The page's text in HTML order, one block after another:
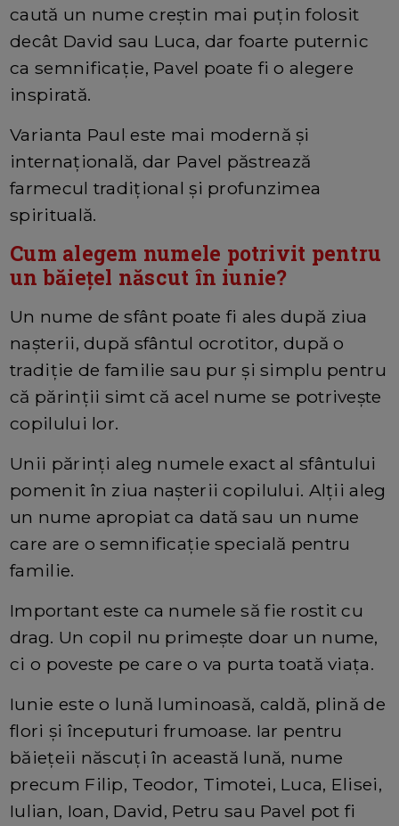
caută un nume creștin mai puțin folosit
decât David sau Luca, dar foarte puternic
ca semnificație, Pavel poate fi o alegere
inspirată.
Varianta Paul este mai modernă și
internațională, dar Pavel păstrează
farmecul tradițional și profunzimea
spirituală.
Cum alegem numele potrivit pentru
un băiețel născut în iunie?
Un nume de sfânt poate fi ales după ziua
nașterii, după sfântul ocrotitor, după o
tradiție de familie sau pur și simplu pentru
că părinții simt că acel nume se potrivește
copilului lor.
Unii părinți aleg numele exact al sfântului
pomenit în ziua nașterii copilului. Alții aleg
un nume apropiat ca dată sau un nume
care are o semnificație specială pentru
familie.
Important este ca numele să fie rostit cu
drag. Un copil nu primește doar un nume,
ci o poveste pe care o va purta toată viața.
Iunie este o lună luminoasă, caldă, plină de
flori și începuturi frumoase. Iar pentru
băiețeii născuți în această lună, nume
precum Filip, Teodor, Timotei, Luca, Elisei,
Iulian, Ioan, David, Petru sau Pavel pot fi